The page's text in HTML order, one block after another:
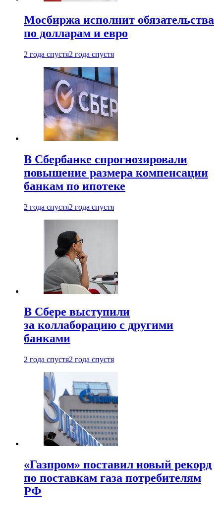
Мосбиржа исполнит обязательства
по долларам и евро
2 года спустя2 года спустя
В Сбербанке спрогнозировали
повышение размера компенсации
банкам по ипотеке
2 года спустя2 года спустя
В Сбере выступили
за коллаборацию с другими
банками
2 года спустя2 года спустя
«Газпром» поставил новый рекорд
по поставкам газа потребителям
РФ